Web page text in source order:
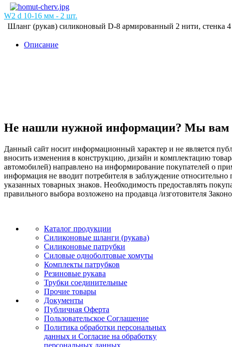
W2 d 10-16 мм - 2 шт.
Шланг (рукав) силиконовый D-8 армированный 2 нити, стенка
Описание
Не нашли нужной информации? Мы вам
Данный сайт носит информационный характер и не является
вносить изменения в конструкцию, дизайн и комплектацию
автомобилей) направлено на информирование покупателей о
информация не вводит потребителя в заблуждение
указанных товарных знаков. Необходимость предоставлять
правильного выбора возложено на продавца /изготовителя
Каталог продукции
Силиконовые шланги (рукава)
Силиконовые патрубки
Силовые одноболтовые хомуты
Комплекты патрубков
Резиновые рукава
Трубки соединительные
Прочие товары
Документы
Публичная Оферта
Пользовательское Соглашение
Политика обработки персональных
данных и Согласие на обработку